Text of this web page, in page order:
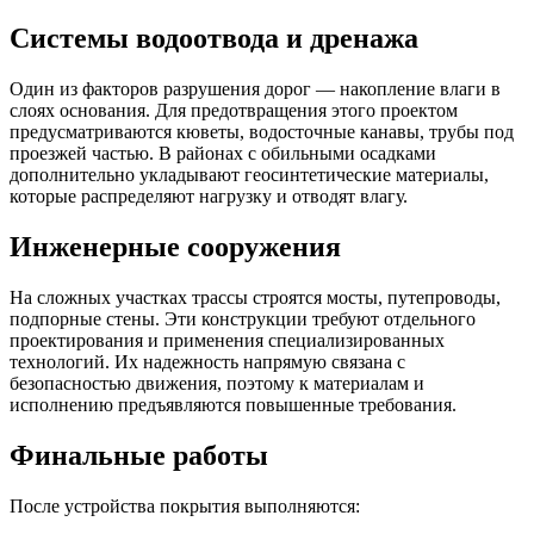
Системы водоотвода и дренажа
Один из факторов разрушения дорог — накопление влаги в
слоях основания. Для предотвращения этого проектом
предусматриваются кюветы, водосточные канавы, трубы под
проезжей частью. В районах с обильными осадками
дополнительно укладывают геосинтетические материалы,
которые распределяют нагрузку и отводят влагу.
Инженерные сооружения
На сложных участках трассы строятся мосты, путепроводы,
подпорные стены. Эти конструкции требуют отдельного
проектирования и применения специализированных
технологий. Их надежность напрямую связана с
безопасностью движения, поэтому к материалам и
исполнению предъявляются повышенные требования.
Финальные работы
После устройства покрытия выполняются: